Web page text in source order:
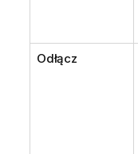
Odłącz